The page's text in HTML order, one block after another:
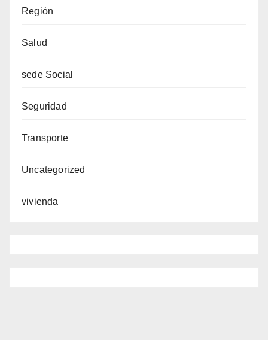
Región
Salud
sede Social
Seguridad
Transporte
Uncategorized
vivienda